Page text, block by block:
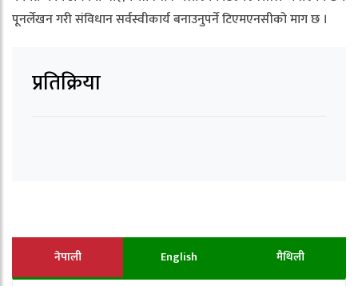
पूनर्लेखन गरी संविधान सर्वस्वीकार्य बनाउनुपर्ने टिएमएनसीको माग छ ।
प्रतिक्रिया
नेपाली English मैथिली